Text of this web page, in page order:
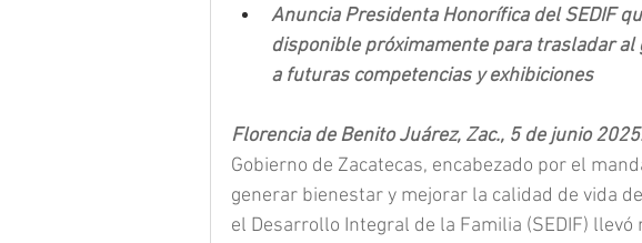
Anuncia Presidenta Honorífica del SEDIF
disponible próximamente para trasladar al
a futuras competencias y exhibiciones
Florencia de Benito Juárez, Zac., 5 de junio
Gobierno de Zacatecas, encabezado por el
generar bienestar y mejorar la calidad de vida
el Desarrollo Integral de la Familia (SEDIF)